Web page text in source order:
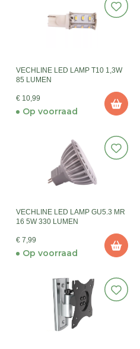
VECHLINE LED LAMP T10 1,3W
85 LUMEN
€ 10,99
Op voorraad
VECHLINE LED LAMP GU5.3 MR
16 5W 330 LUMEN
€ 7,99
Op voorraad